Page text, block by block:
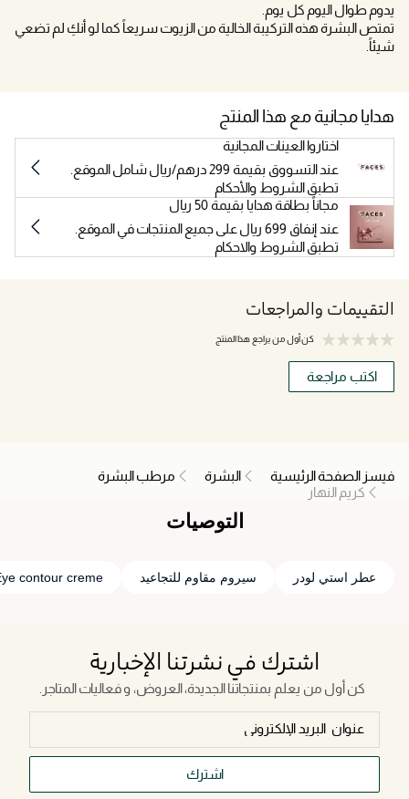
يدوم طوال اليوم كل يوم.
تمتص البشرة هذه التركيبة الخالية من الزيوت سريعاً كما لو أنكِ لم تضعي
شيئاً.
هدايا مجانية مع هذا المنتج
اختاروا العينات المجانية
عند التسووق بقيمة 299 درهم/ريال شامل الموقع.
تطبق الشروط والأحكام
مجاناً بطاقة هدايا بقيمة 50 ريال
عند إنفاق 699 ريال على جميع المنتجات في الموقع.
تطبق الشروط والاحكام
التقييمات والمراجعات
كن أول من يراجع هذا المنتج
اكتب مراجعة
فيسز الصفحة الرئيسية البشرة
مرطب البشرة
كريم النهار
التوصيات
عطر استي لودر سيروم مقاوم للتجاعيد contour creme
اشترك في نشرتنا الإخبارية
كن أول من يعلم بمنتجاتنا الجديدة، العروض، و فعاليات المتاجر.
اشترك